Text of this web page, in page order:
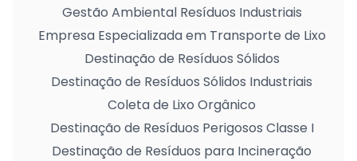
Gestão Ambiental Resíduos Industriais
Empresa Especializada em Transporte de Lixo
Destinação de Resíduos Sólidos
Destinação de Resíduos Sólidos Industriais
Coleta de Lixo Orgânico
Destinação de Resíduos Perigosos Classe I
Destinação de Resíduos para Incineração